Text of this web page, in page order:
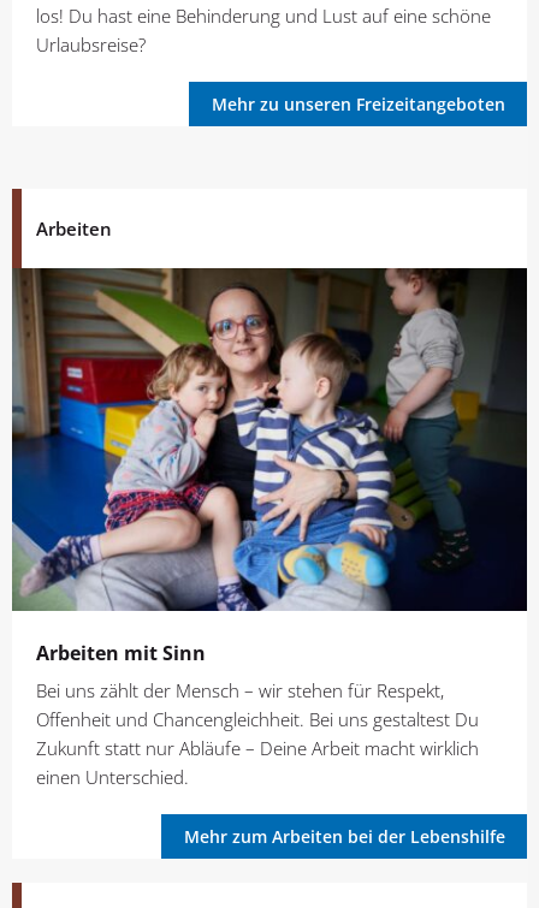
los! Du hast eine Behinderung und Lust auf eine schöne
Urlaubsreise?
Mehr zu unseren Freizeitangeboten
Arbeiten
Arbeiten mit Sinn
Bei uns zählt der Mensch – wir stehen für Respekt,
Offenheit und Chancengleichheit. Bei uns gestaltest Du
Zukunft statt nur Abläufe – Deine Arbeit macht wirklich
einen Unterschied.
Mehr zum Arbeiten bei der Lebenshilfe